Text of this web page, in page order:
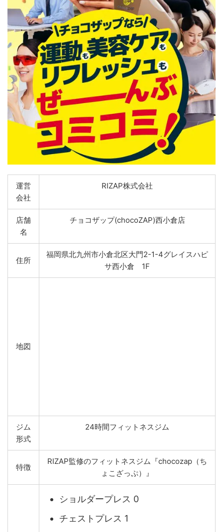
運営
会社
RIZAP株式会社
店舗
名
チョコザップ(chocoZAP)西小倉店
住所
福岡県北九州市小倉北区大門2-1-4グレイスハピ
サ西小倉 1F
地図
ジム
形式
24時間フィットネスジム
特徴
RIZAP監修のフィットネスジム『chocozap（ち
ょこざっぷ）』
ショルダープレス 0
チェストプレス 1